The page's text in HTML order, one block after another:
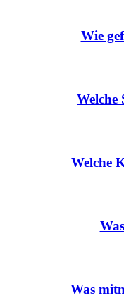
Wie
Welche
Welche
Was